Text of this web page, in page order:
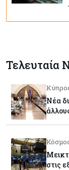
Τελευταία
Νέα
στις